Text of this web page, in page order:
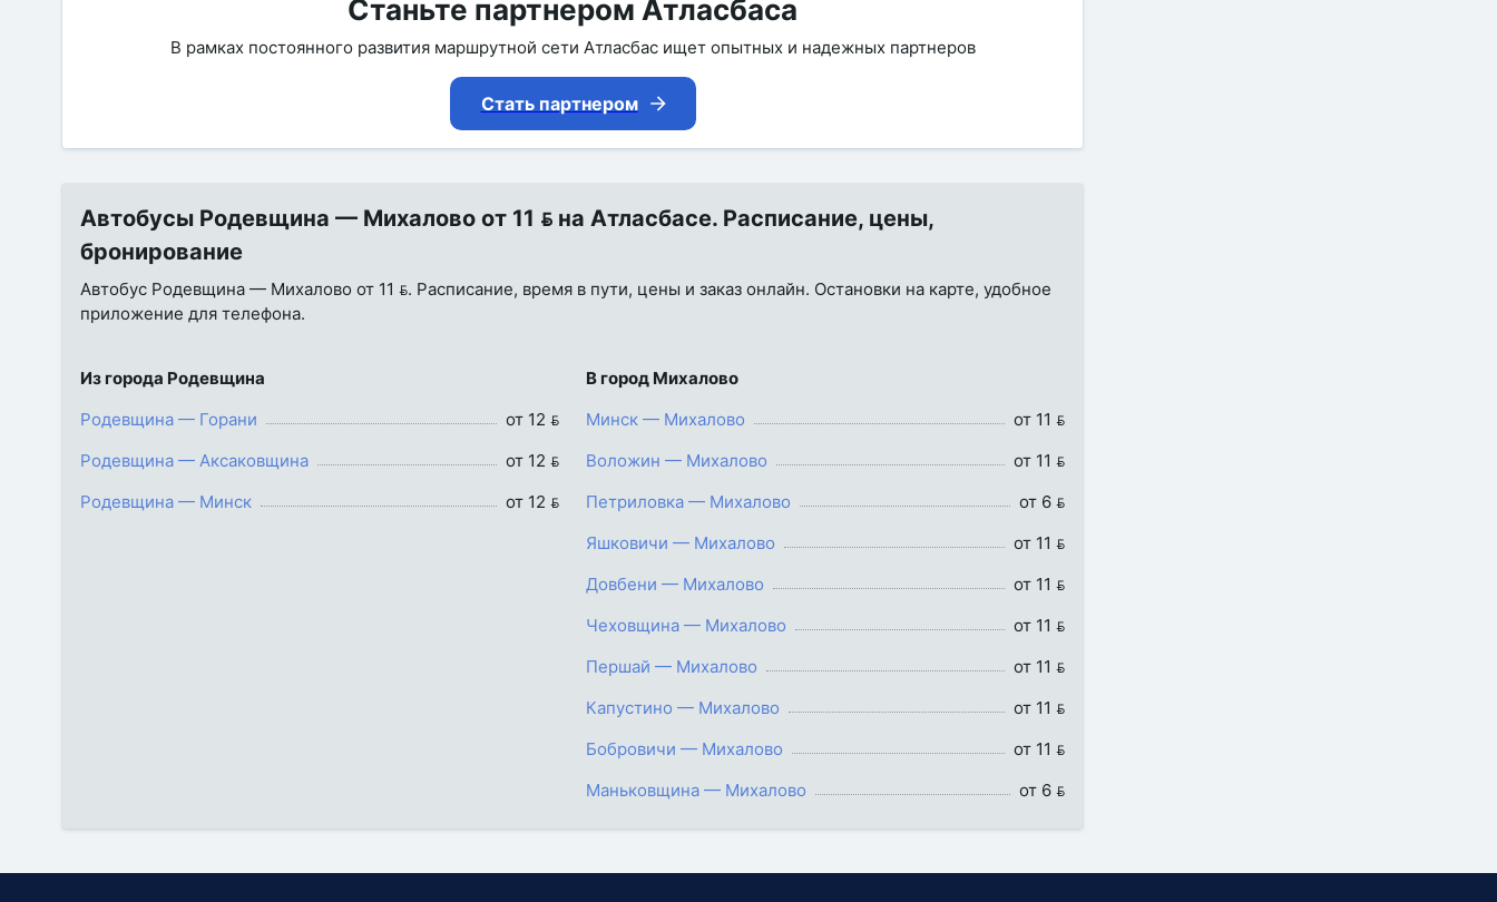
Станьте партнером Атласбаса
В рамках постоянного развития маршрутной сети Атласбас ищет опытных и надежных партнеров
Стать партнером
Автобусы Родевщина — Михалово от 11  на Атласбасе. Расписание, цены,
бронирование
Автобус Родевщина — Михалово от 11 . Расписание, время в пути, цены и заказ онлайн. Остановки на карте, удобное
приложение для телефона.
Из города Родевщина
Родевщина — Горани
от 12 
Родевщина — Аксаковщина
от 12 
Родевщина — Минск
от 12 
В город Михалово
Минск — Михалово
от 11 
Воложин — Михалово
от 11 
Петриловка — Михалово
от 6 
Яшковичи — Михалово
от 11 
Довбени — Михалово
от 11 
Чеховщина — Михалово
от 11 
Першай — Михалово
от 11 
Капустино — Михалово
от 11 
Бобровичи — Михалово
от 11 
Маньковщина — Михалово
от 6 